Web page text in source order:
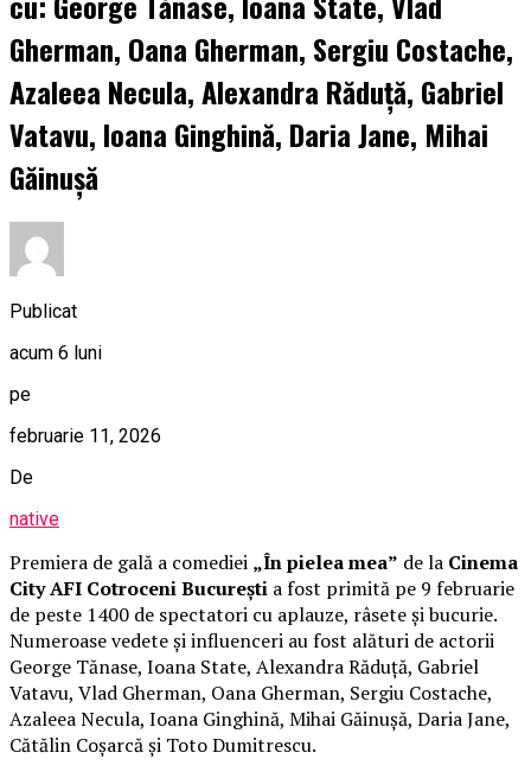
Gherman, Oana Gherman, Sergiu Costache,
Azaleea Necula, Alexandra Răduță, Gabriel
Vatavu, Ioana Ginghină, Daria Jane, Mihai
Găinușă
Publicat
acum 6 luni
pe
februarie 11, 2026
De
native
Premiera de gală a comediei „În pielea mea” de la Cinema
City AFI Cotroceni București a fost primită pe 9 februarie
de peste 1400 de spectatori cu aplauze, râsete și bucurie.
Numeroase vedete și influenceri au fost alături de actorii
George Tănase, Ioana State, Alexandra Răduță, Gabriel
Vatavu, Vlad Gherman, Oana Gherman, Sergiu Costache,
Azaleea Necula, Ioana Ginghină, Mihai Găinușă, Daria Jane,
Cătălin Coșarcă și Toto Dumitrescu.